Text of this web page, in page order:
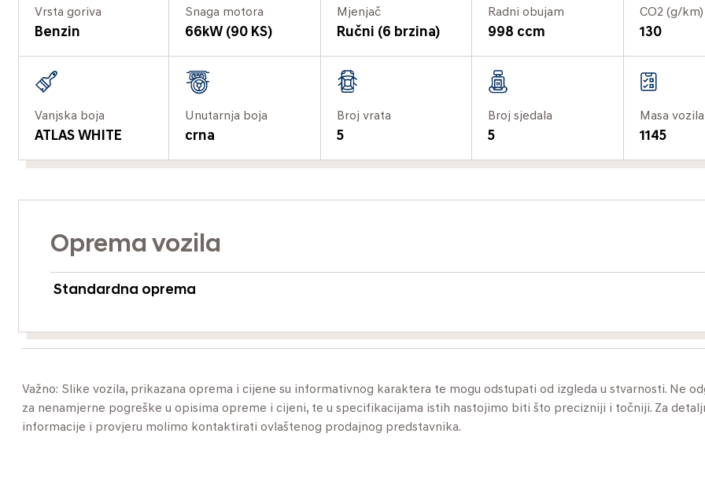
Vrsta goriva
Benzin
Snaga motora
66kW (90 KS)
Mjenjač
Ručni (6 brzina)
Radni obujam
998 ccm
CO2 (g/km)
130
Vanjska boja
ATLAS WHITE
Unutarnja boja
crna
Broj vrata
5
Broj sjedala
5
Masa
1145
Oprema vozila
Standardna oprema
Važno: Slike vozila, prikazana oprema i cijene su informativnog karaktera te mogu odstupati od izgleda u stvarnosti. Ne
za nenamjerne pogreške u opisima opreme i cijeni, te u specifikacijama istih nastojimo biti što precizniji i točniji. Za
informacije i provjeru molimo kontaktirati ovlaštenog prodajnog predstavnika.